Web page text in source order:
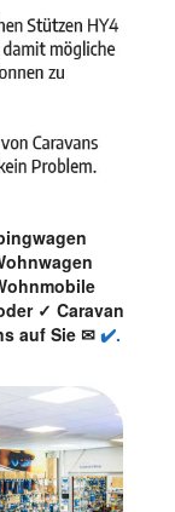
✓ Caravan
auf Sie ✉ ✔️.